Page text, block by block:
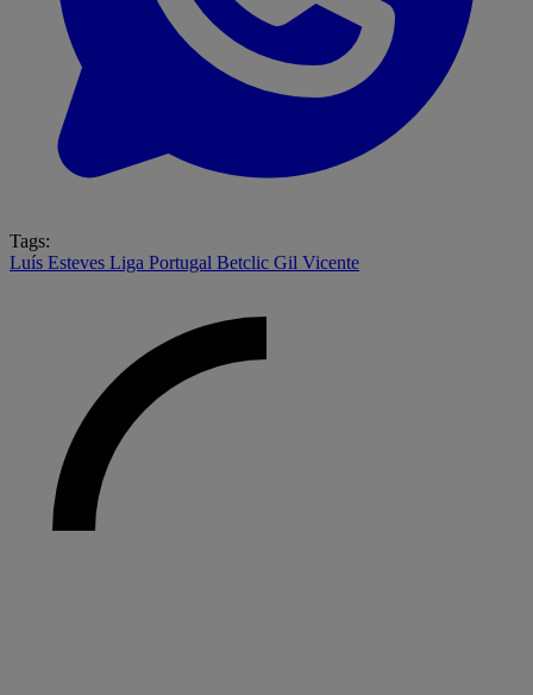
Tags:
Luís Esteves Liga Portugal Betclic Gil Vicente